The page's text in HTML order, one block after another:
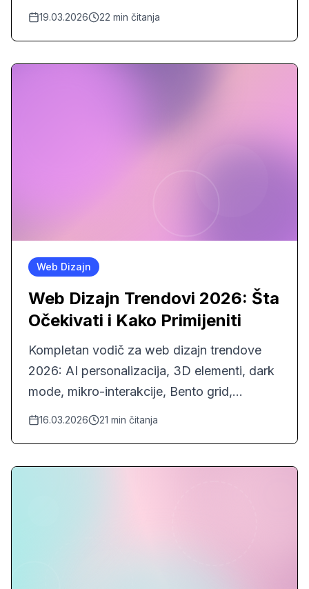
recenzije, i dominirati lokalnim pretragama u
19.03.2026 22 min čitanja
Web Dizajn
Web Dizajn Trendovi 2026: Šta
Očekivati i Kako Primijeniti
Kompletan vodič za web dizajn trendove
2026: AI personalizacija, 3D elementi, dark
mode, mikro-interakcije, Bento grid,
accessibility-first dizajn. Praktični savjeti za
16.03.2026 21 min čitanja